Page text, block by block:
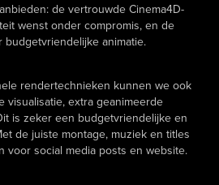
de vertrouwde Cinema4D-
wenst onder compromis, en de
budgetvriendelijke animatie.
rendertechnieken kunnen we ook
visualisatie, extra geanimeerde
is zeker een budgetvriendelijke en
de juiste montage, muziek en titles
voor social media posts en website.